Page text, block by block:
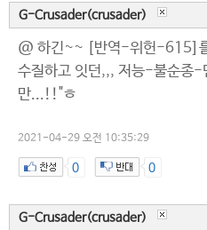
G-Crusader(crusader)
@ 하긴~~ [반역-위헌-615]
수질하고 잇던,,, 저능-불순종-
만...!!"ㅎ
2021-04-29 오전 10:35:29
0 0
G-Crusader(crusader)